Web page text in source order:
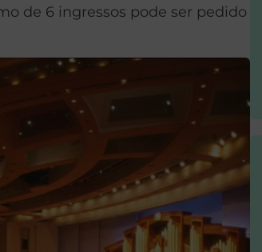
de 6 ingressos pode ser pedido